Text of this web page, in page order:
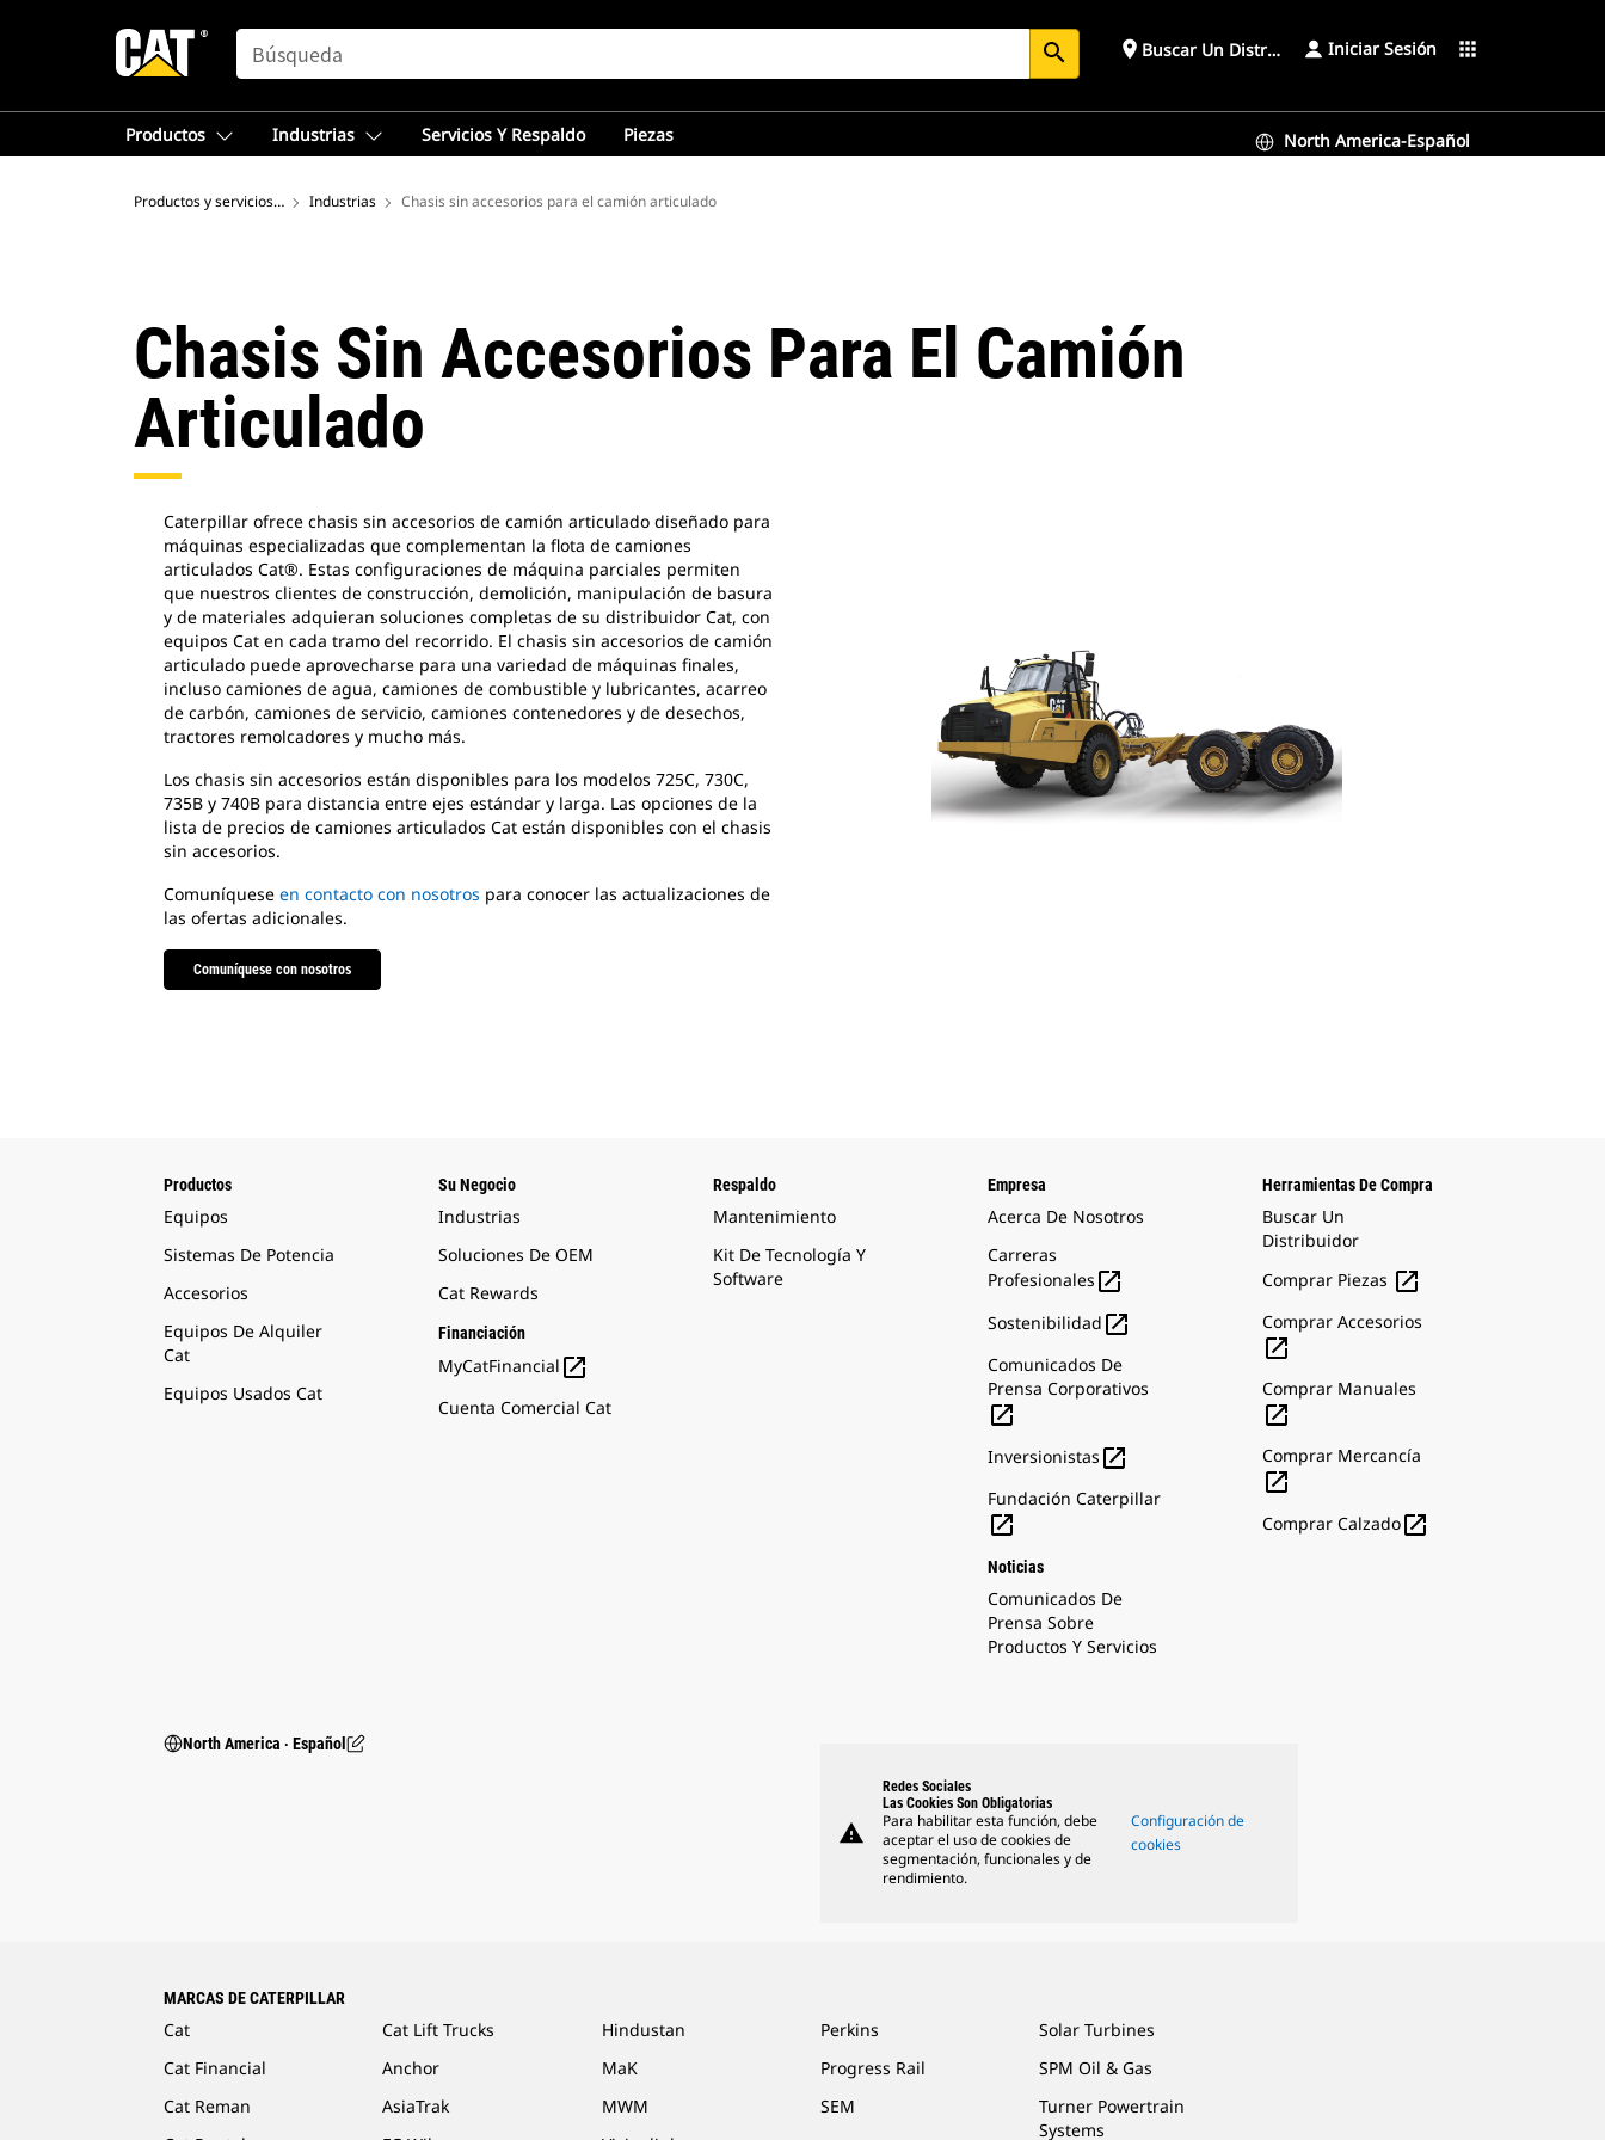
SEARCH search place Buscar Un Distribuidor Iniciar Sesión apps
Productos Industrias Servicios Y Respaldo Piezas North America-Español
Productos y servicios - Norteamérica
Industrias Chasis sin accesorios para el camión articulado
Chasis Sin Accesorios Para El Camión
Articulado
Caterpillar ofrece chasis sin accesorios de camión articulado diseñado para
máquinas especializadas que complementan la flota de camiones
articulados Cat®. Estas configuraciones de máquina parciales permiten
que nuestros clientes de construcción, demolición, manipulación de basura
y de materiales adquieran soluciones completas de su distribuidor Cat, con
equipos Cat en cada tramo del recorrido. El chasis sin accesorios de camión
articulado puede aprovecharse para una variedad de máquinas finales,
incluso camiones de agua, camiones de combustible y lubricantes, acarreo
de carbón, camiones de servicio, camiones contenedores y de desechos,
tractores remolcadores y mucho más.
Los chasis sin accesorios están disponibles para los modelos 725C, 730C,
735B y 740B para distancia entre ejes estándar y larga. Las opciones de la
lista de precios de camiones articulados Cat están disponibles con el chasis
sin accesorios.
Comuníquese en contacto con nosotros para conocer las actualizaciones de
las ofertas adicionales.
Comuníquese con nosotros
Productos
Equipos
Sistemas De Potencia
Accesorios
Equipos De Alquiler
Cat
Equipos Usados Cat
Su Negocio
Industrias
Soluciones De OEM
Cat Rewards
Financiación
MyCatFinancial 
Cuenta Comercial Cat
Respaldo
Mantenimiento
Kit De Tecnología Y
Software
Empresa
Acerca De Nosotros
Carreras
Profesionales 
Sostenibilidad 
Comunicados De
Prensa Corporativos

Inversionistas 
Fundación Caterpillar

Noticias
Comunicados De
Prensa Sobre
Productos Y Servicios
Herramientas De Compra
Buscar Un
Distribuidor
Comprar Piezas 
Comprar Accesorios

Comprar Manuales

Comprar Mercancía

Comprar Calzado
North America ‧ Español
warning
Redes Sociales
Las Cookies Son Obligatorias
Para habilitar esta función, debe
aceptar el uso de cookies de
segmentación, funcionales y de
rendimiento.
Configuración de
cookies
MARCAS DE CATERPILLAR
Cat
Cat Financial
Cat Reman
Cat Lift Trucks
Anchor
AsiaTrak
Hindustan
MaK
MWM
Perkins
Progress Rail
SEM
Solar Turbines
SPM Oil & Gas
Turner Powertrain
Systems